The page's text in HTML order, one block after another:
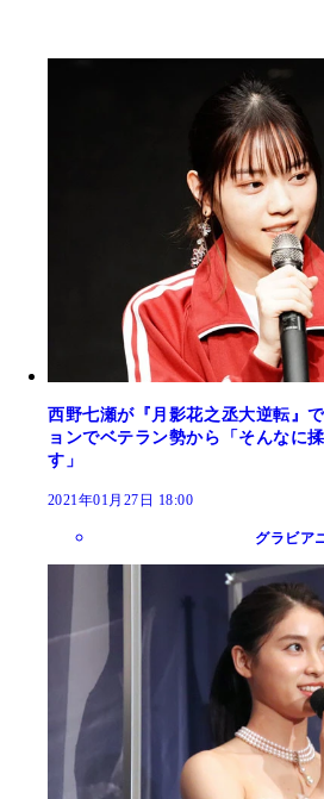
西野七瀬が『月影花之丞大逆転』
ョンでベテラン勢から「そんなに
す」
2021年01月27日 18:00
グラビア